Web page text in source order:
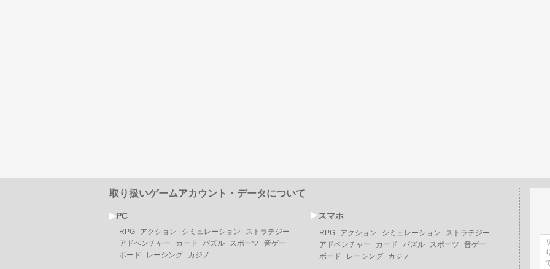
取り扱いゲームアカウント・データについて
▶︎PC
RPG アクション シミュレーション
ストラテジー
アドベンチャー
カード パズル スポーツ
音ゲー
ボード
レーシング カジノ
▶︎ スマホ
RPG アクション シミュレーション
ストラテジー
アドベンチャー
カード パズル スポーツ
音ゲー
ボード
レーシング カジノ